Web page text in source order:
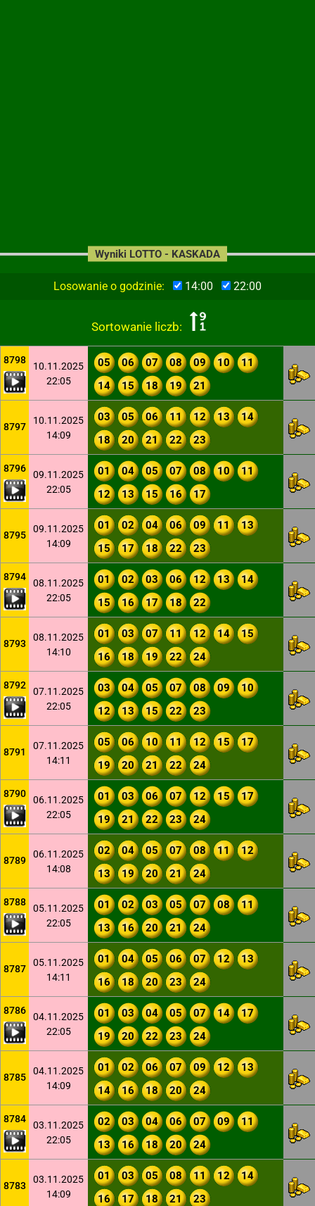
Losowanie o godzinie: 14:00 22:00
Sortowanie liczb:
Wyniki LOTTO - KASKADA
8798
10.11.2025
22:05
05 06 07 08 09 10
11
14
15 18 19 21
8797
10.11.2025
14:09
03 05 06 11 12 13
14
18
20 21 22 23
8796
09.11.2025
22:05
01 04 05 07 08 10
11
12
13 15 16 17
8795
09.11.2025
14:09
01 02 04 06 09 11
13
15
17 18 22 23
8794
08.11.2025
22:05
01 02 03 06 12 13
14
15
16 17 18 22
8793
08.11.2025
14:10
01 03 07 11 12 14
15
16
18 19 22 24
8792
07.11.2025
22:05
03 04 05 07 08 09
10
12
13 15 22 23
8791
07.11.2025
14:11
05 06 10 11 12 15
17
19
20 21 22 24
8790
06.11.2025
22:05
01 03 06 07 12 15
17
19
21 22 23 24
8789
06.11.2025
14:08
02 04 05 07 08 11
12
13
19 20 21 24
8788
05.11.2025
22:05
01 02 03 05 07 08
11
13
16 20 21 24
8787
05.11.2025
14:11
01 04 05 06 07 12
13
16
18 20 23 24
8786
04.11.2025
22:05
01 03 04 05 07 14
17
19
20 22 23 24
8785
04.11.2025
14:09
01 02 06 07 09 12
13
14
16 18 20 24
8784
03.11.2025
22:05
02 03 04 06 07 09
11
13
16 18 20 24
8783
03.11.2025
14:09
01 03 05 08 11 12
14
16
17 18 21 23